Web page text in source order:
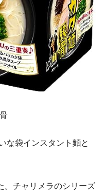
な袋インスタント麵と
。チャリメラのシリーズ